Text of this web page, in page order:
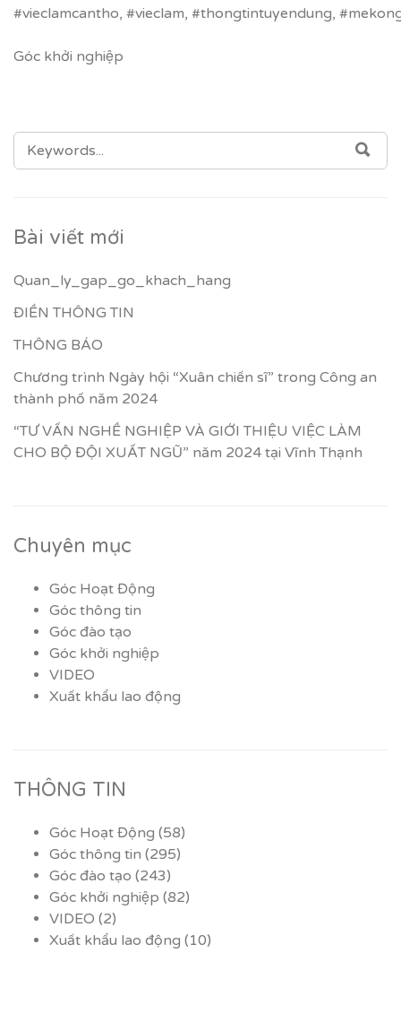
#vieclamcantho, #vieclam, #thongtintuyendung,
Góc khởi nghiệp
SEARCH
FOR:
Bài viết mới
Quan_ly_gap_go_khach_hang
ĐIỀN THÔNG TIN
THÔNG BÁO
Chương trình Ngày hội “Xuân chiến sĩ” trong Công an
thành phố năm 2024
“TƯ VẤN NGHỀ NGHIỆP VÀ GIỚI THIỆU VIỆC LÀM
CHO BỘ ĐỘI XUẤT NGŨ” năm 2024 tại Vĩnh Thạnh
Chuyên mục
Góc Hoạt Động
Góc thông tin
Góc đào tạo
Góc khởi nghiệp
VIDEO
Xuất khẩu lao động
THÔNG TIN
Góc Hoạt Động (58)
Góc thông tin (295)
Góc đào tạo (243)
Góc khởi nghiệp (82)
VIDEO (2)
Xuất khẩu lao động (10)